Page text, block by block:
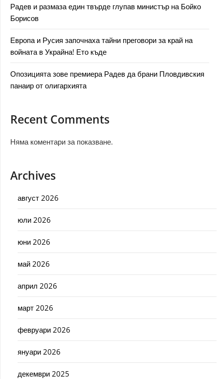
Радев и размаза един твърде глупав министър на Бойко
Борисов
Европа и Русия започнаха тайни преговори за край на
войната в Украйна! Ето къде
Опозицията зове премиера Радев да брани Пловдивския
панаир от олигархията
Recent Comments
Няма коментари за показване.
Archives
август 2026
юли 2026
юни 2026
май 2026
април 2026
март 2026
февруари 2026
януари 2026
декември 2025